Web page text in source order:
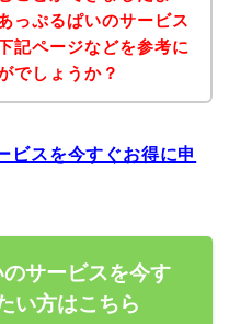
っぷるぱいのサービス
記ページなどを参考に
でしょうか？
ビスを今すぐお得に申
サービスを今す
い方はこちら